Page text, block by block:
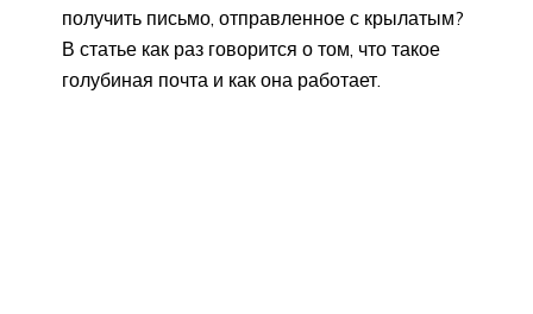
получить письмо, отправленное с крылатым?
В статье как раз говорится о том, что такое
голубиная почта и как она работает.